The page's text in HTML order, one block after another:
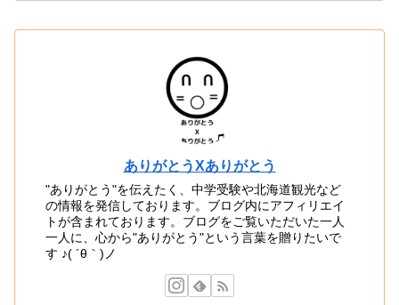
ありがとうXありがとう
"ありがとう"を伝えたく、中学受験や北海道観光など
の情報を発信しております。ブログ内にアフィリエイ
トが含まれております。ブログをご覧いただいた一人
一人に、心から"ありがとう"という言葉を贈りたいで
す ♪( ´θ｀)ノ